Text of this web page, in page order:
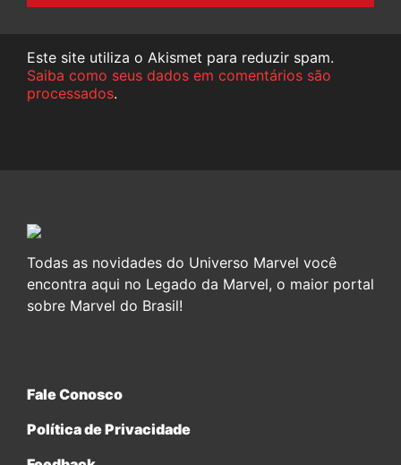
Este site utiliza o Akismet para reduzir spam.
Saiba como seus dados em comentários são
processados.
Todas as novidades do Universo Marvel você
encontra aqui no Legado da Marvel, o maior portal
sobre Marvel do Brasil!
Fale Conosco
Política de Privacidade